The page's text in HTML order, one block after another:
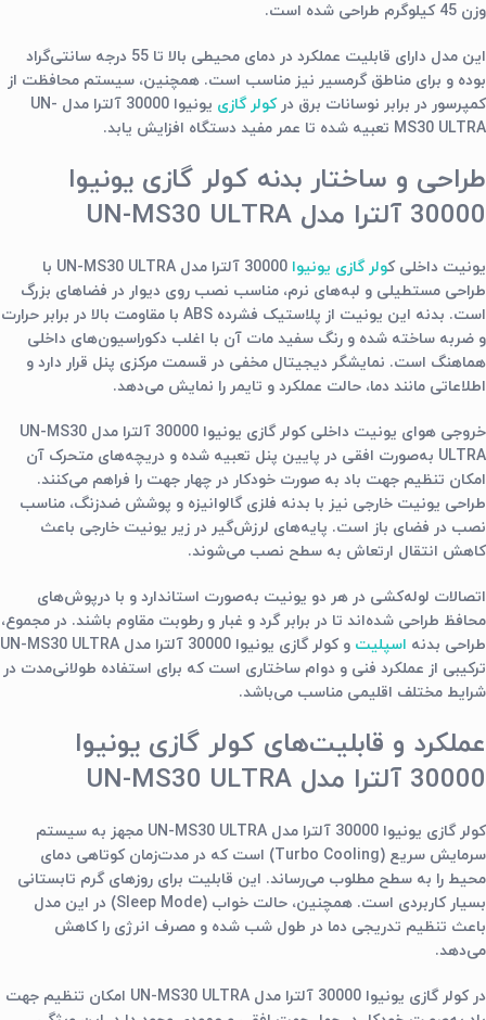
وزن 45 کیلوگرم طراحی شده است.
این مدل دارای قابلیت عملکرد در دمای محیطی بالا تا 55 درجه سانتی‌گراد
بوده و برای مناطق گرمسیر نیز مناسب است. همچنین، سیستم محافظت از
کمپرسور در برابر نوسانات برق درکولر گازی
یونیوا 30000 آلترا مدل UN-
MS30 ULTRA تعبیه شده تا عمر مفید دستگاه افزایش یابد.
طراحی و ساختار بدنه کولر گازی یونیوا
30000 آلترا مدل UN-MS30 ULTRA
یونیت داخلی کولر گازی یونیوا
30000 آلترا مدل UN-MS30 ULTRA با
طراحی مستطیلی و لبه‌های نرم، مناسب نصب روی دیوار در فضاهای بزرگ
است. بدنه این یونیت از پلاستیک فشرده ABS با مقاومت بالا در برابر حرارت
و ضربه ساخته شده و رنگ سفید مات آن با اغلب دکوراسیون‌های داخلی
هماهنگ است. نمایشگر دیجیتال مخفی در قسمت مرکزی پنل قرار دارد و
اطلاعاتی مانند دما، حالت عملکرد و تایمر را نمایش می‌دهد.
خروجی هوای یونیت داخلی کولر گازی یونیوا 30000 آلترا مدل UN-MS30
ULTRA به‌صورت افقی در پایین پنل تعبیه شده و دریچه‌های متحرک آن
امکان تنظیم جهت باد به صورت خودکار در چهار جهت را فراهم می‌کنند.
طراحی یونیت خارجی نیز با بدنه فلزی گالوانیزه و پوشش ضدزنگ، مناسب
نصب در فضای باز است. پایه‌های لرزش‌گیر در زیر یونیت خارجی باعث
کاهش انتقال ارتعاش به سطح نصب می‌شوند.
اتصالات لوله‌کشی در هر دو یونیت به‌صورت استاندارد و با درپوش‌های
محافظ طراحی شده‌اند تا در برابر گرد و غبار و رطوبت مقاوم باشند. در مجموع،
طراحی بدنه اسپلیت
و کولر گازی یونیوا 30000 آلترا مدل UN-MS30 ULTRA
ترکیبی از عملکرد فنی و دوام ساختاری است که برای استفاده طولانی‌مدت در
شرایط مختلف اقلیمی مناسب می‌باشد.
عملکرد و قابلیت‌های کولر گازی یونیوا
30000 آلترا مدل UN-MS30 ULTRA
کولر گازی یونیوا 30000 آلترا مدل UN-MS30 ULTRA مجهز به سیستم
سرمایش سریع (Turbo Cooling) است که در مدت‌زمان کوتاهی دمای
محیط را به سطح مطلوب می‌رساند. این قابلیت برای روزهای گرم تابستانی
بسیار کاربردی است. همچنین، حالت خواب (Sleep Mode) در این مدل
باعث تنظیم تدریجی دما در طول شب شده و مصرف انرژی را کاهش
می‌دهد.
در کولر گازی یونیوا 30000 آلترا مدل UN-MS30 ULTRA امکان تنظیم جهت